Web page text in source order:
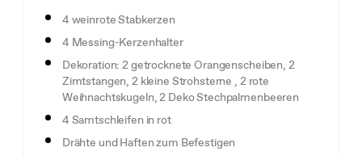
4 weinrote Stabkerzen
4 Messing-Kerzenhalter
Dekoration: 2 getrocknete Orangenscheiben, 2
Zimtstangen, 2 kleine Strohsterne , 2 rote
Weihnachtskugeln, 2 Deko Stechpalmenbeeren
4 Samtschleifen in rot
Drähte und Haften zum Befestigen